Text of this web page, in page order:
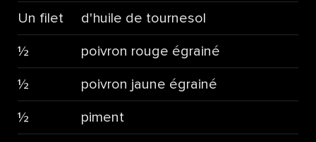
Un filet d'huile de tournesol
½ poivron rouge égrainé
½ poivron jaune égrainé
½ piment